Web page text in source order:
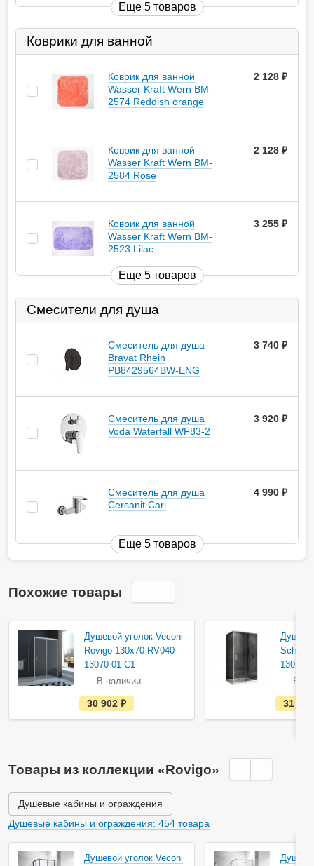
Еще 5 товаров
Коврики для ванной
Коврик для ванной
Wasser Kraft Wern BM-
2574 Reddish orange
2 128
Коврик для ванной
Wasser Kraft Wern BM-
2584 Rose
2 128
Коврик для ванной
Wasser Kraft Wern BM-
2523 Lilac
3 255
Еще 5 товаров
Смесители для душа
Смеситель для душа
Bravat Rhein
PB8429564BW-ENG
3 740
Смеситель для душа
Voda Waterfall WF83-2
3 920
Смеситель для душа
Cersanit Cari
4 990
Еще 5 товаров
Похожие товары
Душевой уголок Veconi
Rovigo 130х70 RV040-
13070-01-C1
В наличии
е
с
т
л
и
30 902
130х70
В
31
Товары из коллекции «Rovigo»
Душевые кабины и ограждения
Душевые кабины и ограждения: 454 товара
Душевой уголок Veconi